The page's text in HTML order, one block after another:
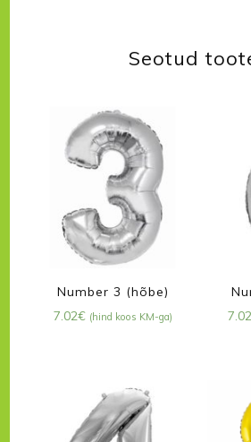
Seotud
Number 3 (hõbe)
7.02€ (hind koos KM-ga)